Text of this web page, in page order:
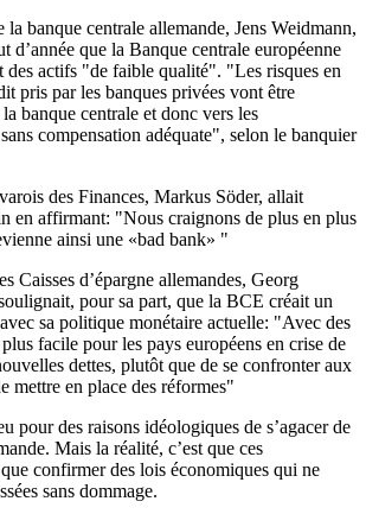
la banque centrale allemande, Jens Weidmann,
d’année que la Banque centrale européenne
des actifs "de faible qualité". "Les risques en
pris par les banques privées vont être
banque centrale et donc vers les
compensation adéquate", selon le banquier
des Finances, Markus Söder, allait
en affirmant: "Nous craignons de plus en plus
ainsi une «bad bank» "
Caisses d’épargne allemandes, Georg
pour sa part, que la BCE créait un
sa politique monétaire actuelle: "Avec des
facile pour les pays européens en crise de
dettes, plutôt que de se confronter aux
mettre en place des réformes"
pour des raisons idéologiques de s’agacer de
Mais la réalité, c’est que ces
confirmer des lois économiques qui ne
sans dommage.